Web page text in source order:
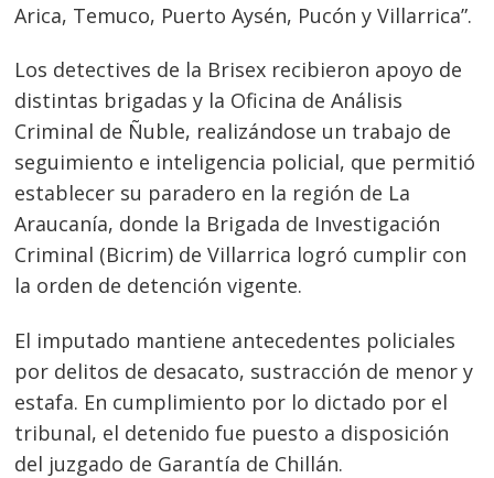
Arica, Temuco, Puerto Aysén, Pucón y Villarrica”.
Los detectives de la Brisex recibieron apoyo de
distintas brigadas y la Oficina de Análisis
Criminal de Ñuble, realizándose un trabajo de
seguimiento e inteligencia policial, que permitió
establecer su paradero en la región de La
Araucanía, donde la Brigada de Investigación
Criminal (Bicrim) de Villarrica logró cumplir con
la orden de detención vigente.
El imputado mantiene antecedentes policiales
por delitos de desacato, sustracción de menor y
estafa. En cumplimiento por lo dictado por el
tribunal, el detenido fue puesto a disposición
del juzgado de Garantía de Chillán.
Navegación
de
entradas